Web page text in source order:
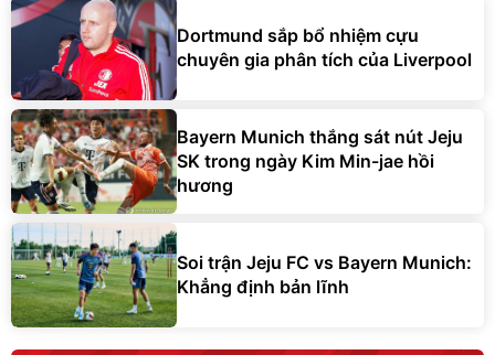
Dortmund sắp bổ nhiệm cựu
chuyên gia phân tích của Liverpool
Bayern Munich thắng sát nút Jeju
SK trong ngày Kim Min-jae hồi
hương
Soi trận Jeju FC vs Bayern Munich:
Khẳng định bản lĩnh